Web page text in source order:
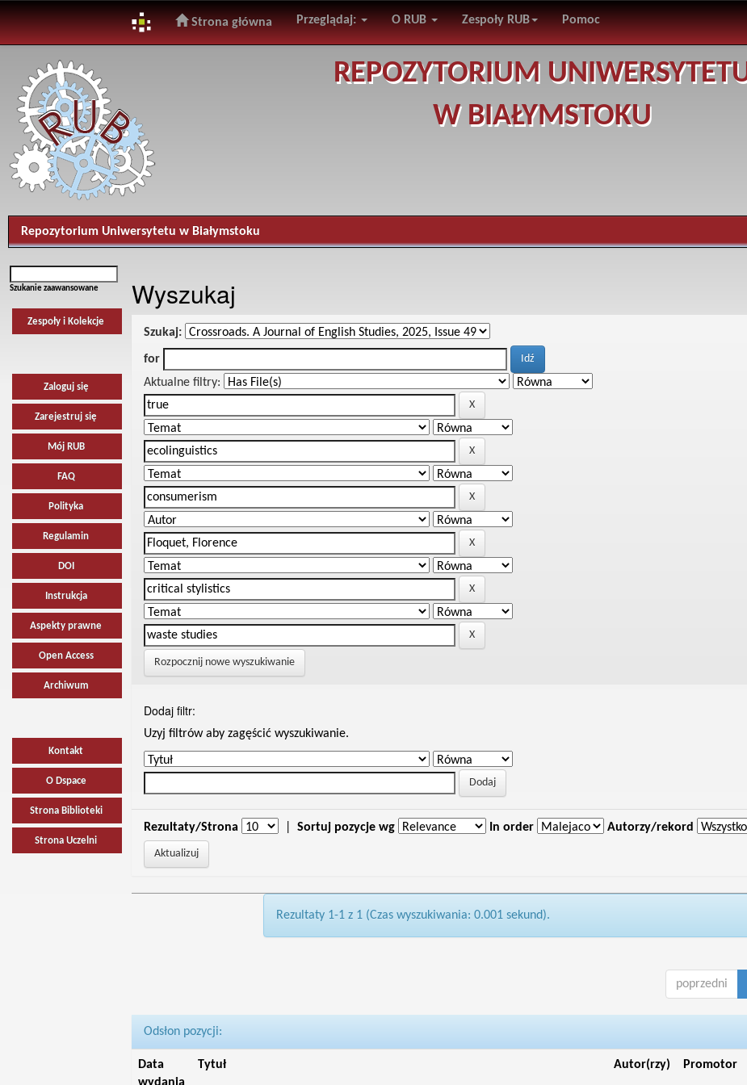
navigation
Strona główna Przeglądaj: O RUB Zespoły RUB Pomoc
REPOZYTORIUM
W BIAŁYMSTOKU
Repozytorium Uniwersytetu w Białymstoku
Szukanie zaawansowane
Zespoły i Kolekcje
Zaloguj się
Zarejestruj się
Mój RUB
FAQ
Polityka
Regulamin
DOI
Instrukcja
Aspekty prawne
Open Access
Archiwum
Kontakt
O Dspace
Strona Biblioteki
Strona Uczelni
Wyszukaj
Szukaj:
for
Aktualne filtry:
Rozpocznij nowe wyszukiwanie
Dodaj filtr:
Uzyj filtrów aby zagęścić wyszukiwanie.
Rezultaty/Strona Sortuj pozycje wg In order Autorzy/rekord
Rezultaty 1-1 z 1 (Czas wyszukiwania: 0.001 sekund).
poprzedni
Odsłon pozycji:
Data
Tytuł Autor(rzy) Promotor